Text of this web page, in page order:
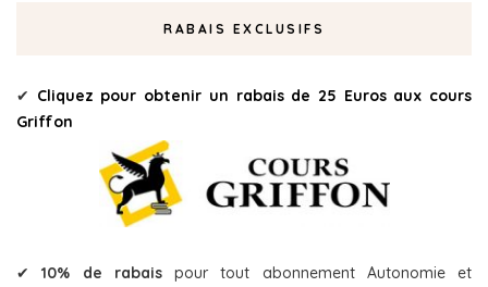
RABAIS EXCLUSIFS
✔ Cliquez pour obtenir un rabais de 25 Euros aux cours
Griffon
✔10% de rabaispour tout abonnement Autonomie et